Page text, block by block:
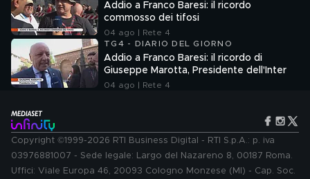
Addio a Franco Baresi: il ricordo
commosso dei tifosi
04 ago | Rete 4
TG4 - DIARIO DEL GIORNO
Addio a Franco Baresi: il ricordo di
Giuseppe Marotta, Presidente dell'Inter
04 ago | Rete 4
Copyright ©1999-2026 RTI Business Digital - RTI S.p.A.: p. iva
03976881007 - Sede legale: Largo del Nazareno 8, 00187 Roma.
Uffici: Viale Europa 46, 20093 Cologno Monzese (MI) - Cap. Soc.